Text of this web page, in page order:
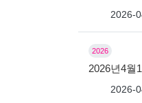
2026-
2026
2026년4월
2026-